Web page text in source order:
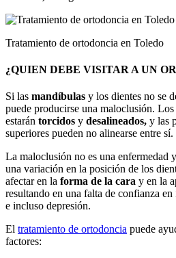
Tratamiento de ortodoncia en Toledo
¿QUIEN DEBE VISITAR A UN
Si las mandíbulas y los dientes no se
puede producirse una maloclusión. Los
estarán torcidos y desalineados, y las
superiores pueden no alinearse entre sí.
La maloclusión no es una enfermedad
una variación en la posición de los
afectar en la forma de la cara y en la
resultando en una falta de confianza
e incluso depresión.
El tratamiento de ortodoncia puede
factores: